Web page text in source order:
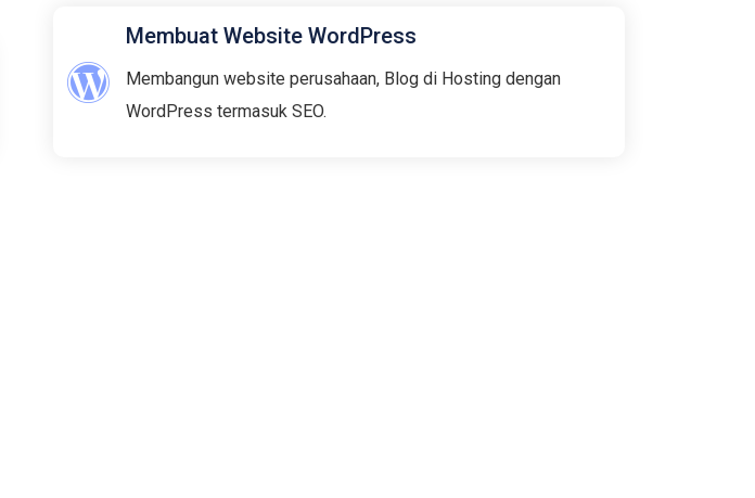
Membuat Website WordPress​
Membangun website perusahaan, Blog di Hosting dengan
WordPress termasuk SEO.